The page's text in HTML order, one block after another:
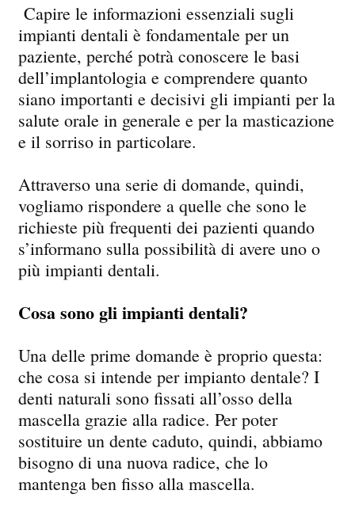
Capire le informazioni essenziali sugli
impianti dentali è fondamentale per un
paziente, perché potrà conoscere le basi
dell’implantologia e comprendere quanto
siano importanti e decisivi gli impianti per la
salute orale in generale e per la masticazione
e il sorriso in particolare.
Attraverso una serie di domande, quindi,
vogliamo rispondere a quelle che sono le
richieste più frequenti dei pazienti quando
s’informano sulla possibilità di avere uno o
più impianti dentali.
Cosa sono gli impianti dentali?
Una delle prime domande è proprio questa:
che cosa si intende per impianto dentale? I
denti naturali sono fissati all’osso della
mascella grazie alla radice. Per poter
sostituire un dente caduto, quindi, abbiamo
bisogno di una nuova radice, che lo
mantenga ben fisso alla mascella.